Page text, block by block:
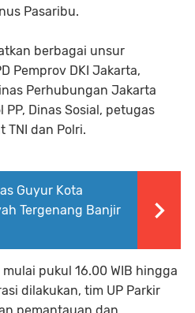
Pasaribu.
berbagai unsur
Pemprov DKI Jakarta,
Perhubungan Jakarta
PP, Dinas Sosial, petugas
TNI dan Polri.
Guyur Kota
Tergenang Banjir
pukul 16.00 WIB hingga
dilakukan, tim UP Parkir